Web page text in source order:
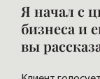
Я начал с
бизнеса и
вы